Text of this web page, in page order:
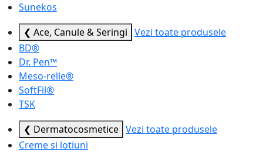
Sunekos
❮ Ace, Canule & Seringi Vezi toate produsele
BD®
Dr. Pen™
Meso-relle®
SoftFil®
TSK
❮ Dermatocosmetice Vezi toate produsele
Creme si lotiuni